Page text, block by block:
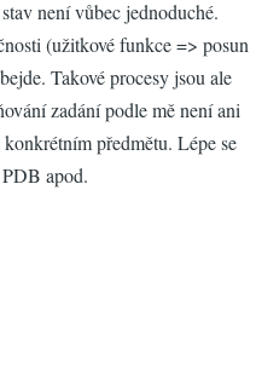
není vůbec jednoduché.
(užitkové funkce => posun
Takové procesy jsou ale
zadání podle mě není ani
předmětu. Lépe se
apod.